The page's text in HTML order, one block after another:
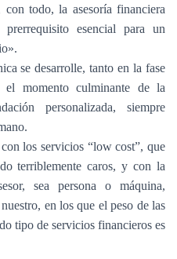
todo, la asesoría financiera
prerrequisito esencial para un
se desarrolle, tanto en la fase
momento culminante de la
personalizada, siempre
los servicios “low cost”, que
terriblemente caros, y con la
sea persona o máquina,
en los que el peso de las
tipo de servicios financieros es